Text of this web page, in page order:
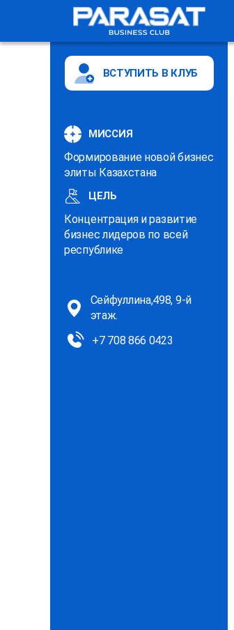
ВСТУПИТЬ В КЛУБ
МИССИЯ
Формирование новой бизнес
элиты Казахстана
ЦЕЛЬ
Концентрация и развитие
бизнес лидеров по всей
республике
Сейфуллина,498, 9-й
этаж.
+7 708 866 0423